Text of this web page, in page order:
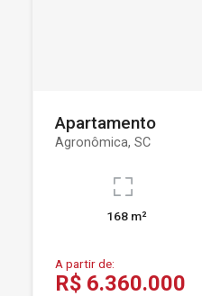
Apartamento
Agronômica, SC
168 m²
A partir de:
R$ 6.360.000